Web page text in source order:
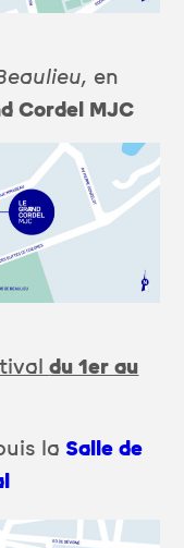
en
Cordel MJC
du 1er au
la Salle de